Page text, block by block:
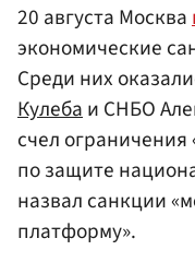
20 августа Москва
экономические
Среди них
Кулебаи СНБО
счел
по защите
назвал санкции
платформу».